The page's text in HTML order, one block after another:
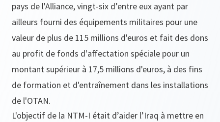
pays de l'Alliance, vingt-six d’entre eux ayant par
ailleurs fourni des équipements militaires pour une
valeur de plus de 115 millions d'euros et fait des dons
au profit de fonds d'affectation spéciale pour un
montant supérieur à 17,5 millions d'euros, à des fins
de formation et d'entraînement dans les installations
de l'OTAN.
L'objectif de la NTM-I était d’aider l’Iraq à mettre en